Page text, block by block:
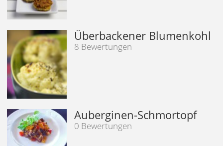
Überbackener Blumenkohl
8 Bewertungen
Auberginen-Schmortopf
0 Bewertungen